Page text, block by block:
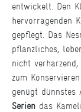
entwickelt. Den
hervorragenden
gepflegt. Das
pflanzliches,
nicht
zum
genügt dünnstes
Serien das